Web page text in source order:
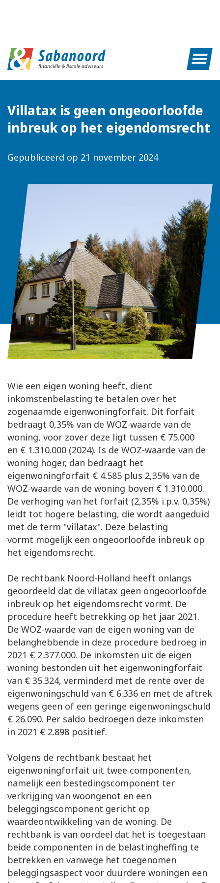
Villatax is geen ongeoorloofde
inbreuk op het eigendomsrecht
Gepubliceerd op 21 november 2024
Wie een eigen woning heeft, dient
inkomstenbelasting te betalen over het
zogenaamde eigenwoningforfait. Dit forfait
bedraagt 0,35% van de WOZ-waarde van de
woning, voor zover deze ligt tussen € 75.000
en € 1.310.000 (2024). Is de WOZ-waarde van de
woning hoger, dan bedraagt het
eigenwoningforfait € 4.585 plus 2,35% van de
WOZ-waarde van de woning boven € 1.310.000.
De verhoging van het forfait (2,35% i.p.v. 0,35%)
leidt tot hogere belasting, die wordt aangeduid
met de term "villatax". Deze belasting
vormt mogelijk een ongeoorloofde inbreuk op
het eigendomsrecht.
De rechtbank Noord-Holland heeft onlangs
geoordeeld dat de villatax geen ongeoorloofde
inbreuk op het eigendomsrecht vormt. De
procedure heeft betrekking op het jaar 2021.
De WOZ-waarde van de eigen woning van de
belanghebbende in deze procedure bedroeg in
2021 € 2.377.000. De inkomsten uit de eigen
woning bestonden uit het eigenwoningforfait
van € 35.324, verminderd met de rente over de
eigenwoningschuld van € 6.336 en met de aftrek
wegens geen of een geringe eigenwoningschuld
€ 26.090. Per saldo bedroegen deze inkomsten
in 2021 € 2.898 positief.
Volgens de rechtbank bestaat het
eigenwoningforfait uit twee componenten,
namelijk een bestedingscomponent ter
verkrijging van woongenot en een
beleggingscomponent gericht op
waardeontwikkeling van de woning. De
rechtbank is van oordeel dat het is toegestaan
beide componenten in de belastingheffing te
betrekken en vanwege het toegenomen
beleggingsaspect voor duurdere woningen een